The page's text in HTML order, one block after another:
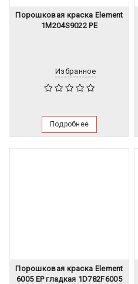
Порошковая краска Element
1M204S9022 PE
Избранное
Подробнее
Порошковая краска Element
6005 EP гладкая 1D782F6005